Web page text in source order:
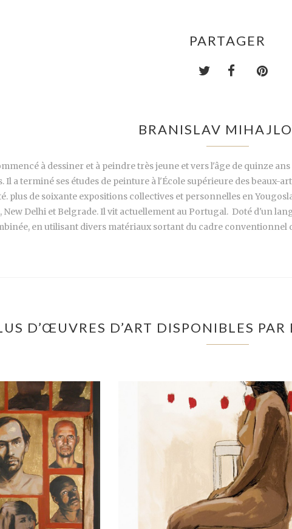
PARTAGER
BRANISLAV
à dessiner et à peindre très jeune et vers l'âge de quinze
a terminé ses études de peinture à l'École supérieure des beaux-
plus de soixante expositions collectives et personnelles en
New Delhi et Belgrade. Il vit actuellement au Portugal. Doté d'un
en utilisant divers matériaux sortant du cadre conventionnel
D’ŒUVRES D’ART DISPONIBLES